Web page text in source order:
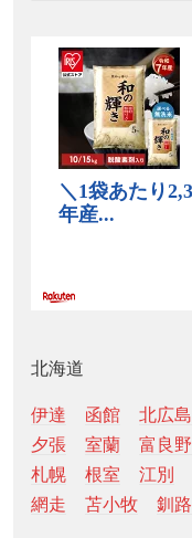
北海道
伊達 函館 北広島
夕張
室蘭 富良野
札幌
根室 江別
網走
苫小牧 釧路